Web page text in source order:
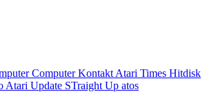
Computer Kontakt Atari Times Hitdisk
Atari Update STraight Up atos